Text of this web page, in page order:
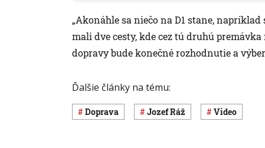
„Akonáhle sa niečo na D1 stane,
mali dve cesty, kde cez tú druhú
dopravy bude konečné rozhodnutie a
Ďalšie články na tému:
Doprava Jozef Ráž Video